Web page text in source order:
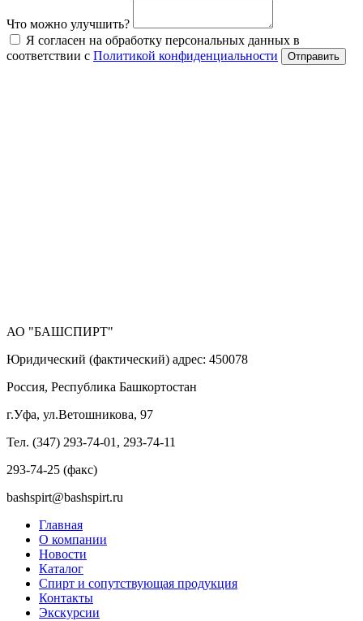
Что можно улучшить?
Я согласен на обработку персональных данных в
соответствии с Политикой конфиденциальности Отправить
АО "БАШСПИРТ"
Юридический (фактический) адрес: 450078
Россия, Республика Башкортостан
г.Уфа, ул.Ветошникова, 97
Тел. (347) 293-74-01, 293-74-11
293-74-25 (факс)
bashspirt@bashspirt.ru
Главная
О компании
Новости
Каталог
Спирт и сопутствующая продукция
Контакты
Экскурсии